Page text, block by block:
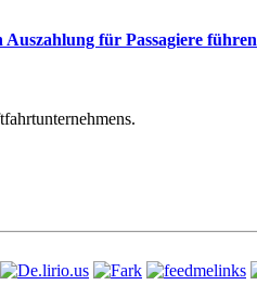
für Passagiere führen